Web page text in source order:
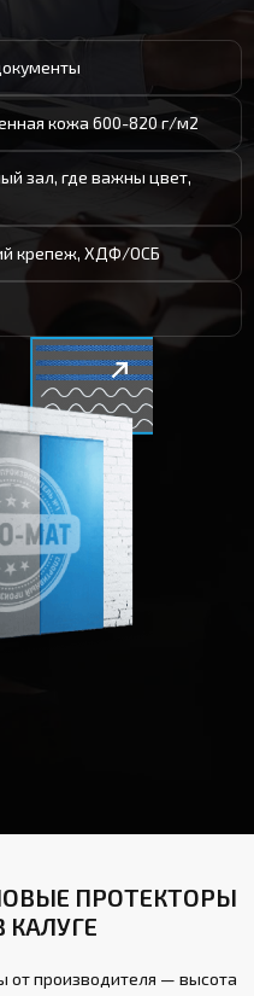
кожа 600-820 г/м2
зал, где важны цвет,
крепеж, ХДФ/ОСБ
ПРОТЕКТОРЫ
КАЛУГЕ
от производителя — высота